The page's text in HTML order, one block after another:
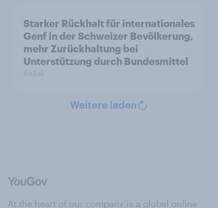
Starker Rückhalt für internationales
Genf in der Schweizer Bevölkerung,
mehr Zurückhaltung bei
Unterstützung durch Bundesmittel
Artikel
Weitere laden
At the heart of our company is a global online